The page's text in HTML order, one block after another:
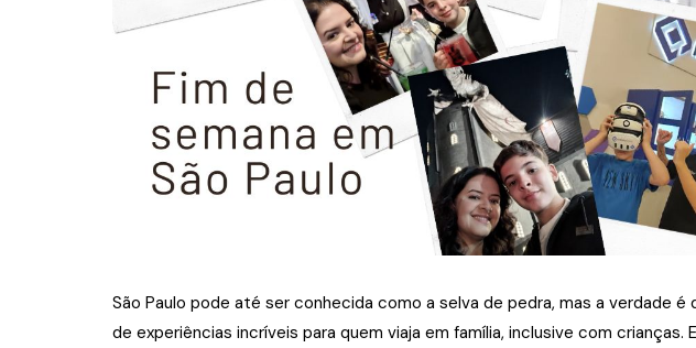
São Paulo pode até ser conhecida como a selva de pedra, mas a verdade é
de experiências incríveis para quem viaja em família, inclusive com crianças.